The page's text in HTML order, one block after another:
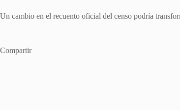
Un cambio en el recuento oficial del censo podría
Compartir